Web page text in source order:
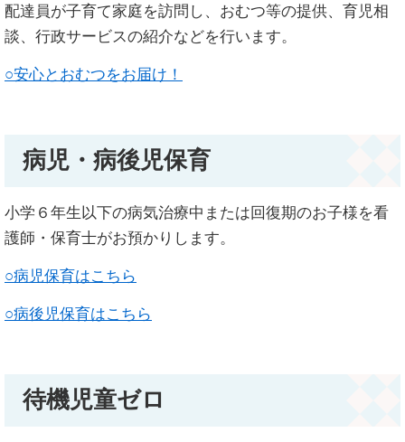
配達員が子育て家庭を訪問し、おむつ等の提供、育児相
談、行政サービスの紹介などを行います。​
○安心とおむつをお届け！
病児・病後児保育
小学６年生以下の病気治療中または回復期のお子様を看
護師・保育士がお預かりします。
○病児保育はこちら
○病後児保育はこちら
待機児童ゼロ